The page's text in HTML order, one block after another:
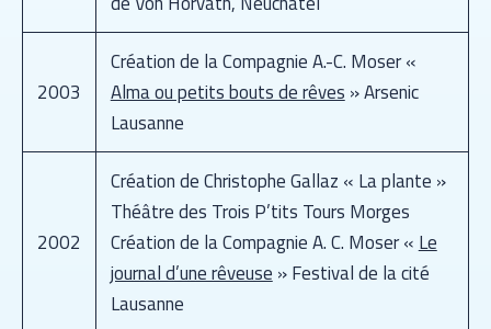
2003
Création de la Compagnie A.-C. Moser «
Alma ou petits bouts de rêves » Arsenic
Lausanne
2002
Création de Christophe Gallaz « La plante »
Théâtre des Trois P’tits Tours Morges
Création de la Compagnie A. C. Moser « Le
journal d’une rêveuse » Festival de la cité
Lausanne